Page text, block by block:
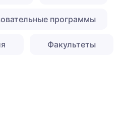
программы
Факультеты